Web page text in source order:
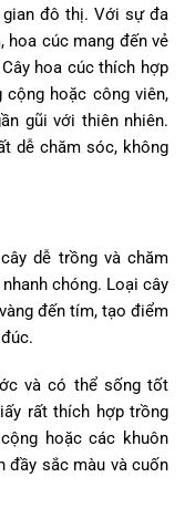
gian đô thị. Với sự đa
hoa cúc mang đến vẻ
hoa cúc thích hợp
hoặc công viên,
gũi với thiên nhiên.
dễ chăm sóc, không
dễ trồng và chăm
chóng. Loại cây
đến tím, tạo điểm
và có thể sống tốt
rất thích hợp trồng
hoặc các khuôn
đầy sắc màu và cuốn